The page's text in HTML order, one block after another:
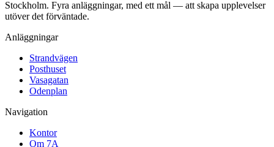
Stockholm. Fyra anläggningar, med ett mål — att skapa upplevelser
utöver det förväntade.
Anläggningar
Strandvägen
Posthuset
Vasagatan
Odenplan
Navigation
Kontor
Om 7A